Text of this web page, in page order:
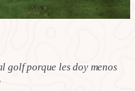
golf porque les doy menos